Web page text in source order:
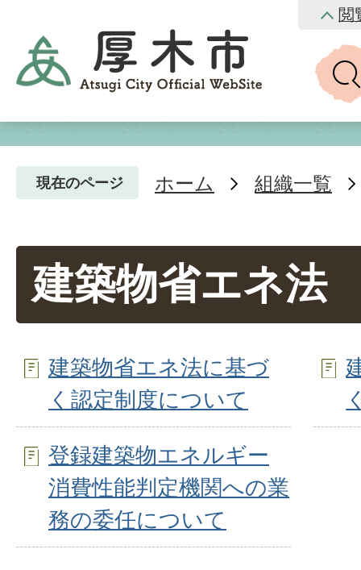
閲
現在のページ ホーム 組織一覧
建築物省エネ法
建築物省エネ法に基づ
く認定制度について
登録建築物エネルギー
消費性能判定機関への業
務の委任について